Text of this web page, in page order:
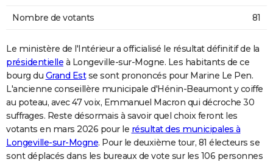
Nombre de votants 81
Le ministère de l'Intérieur a officialisé le résultat définitif de la
présidentielle à Longeville-sur-Mogne. Les habitants de ce
bourg du Grand Estse sont prononcés pour Marine Le Pen.
L'ancienne conseillère municipale d'Hénin-Beaumont y coiffe
au poteau, avec 47 voix, Emmanuel Macron qui décroche 30
suffrages. Reste désormais à savoir quel choix feront les
votants en mars 2026 pour le résultat des municipales à
Longeville-sur-Mogne. Pour le deuxième tour, 81 électeurs se
sont déplacés dans les bureaux de vote sur les 106 personnes